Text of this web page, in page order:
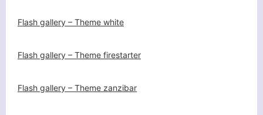
Flash gallery – Theme white
Flash gallery – Theme firestarter
Flash gallery – Theme zanzibar